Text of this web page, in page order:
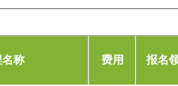
称 费用 报名